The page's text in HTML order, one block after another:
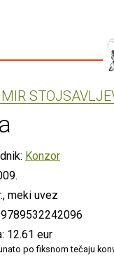
Konzor
meki uvez
12.61 eur
po fiksnom tečaju